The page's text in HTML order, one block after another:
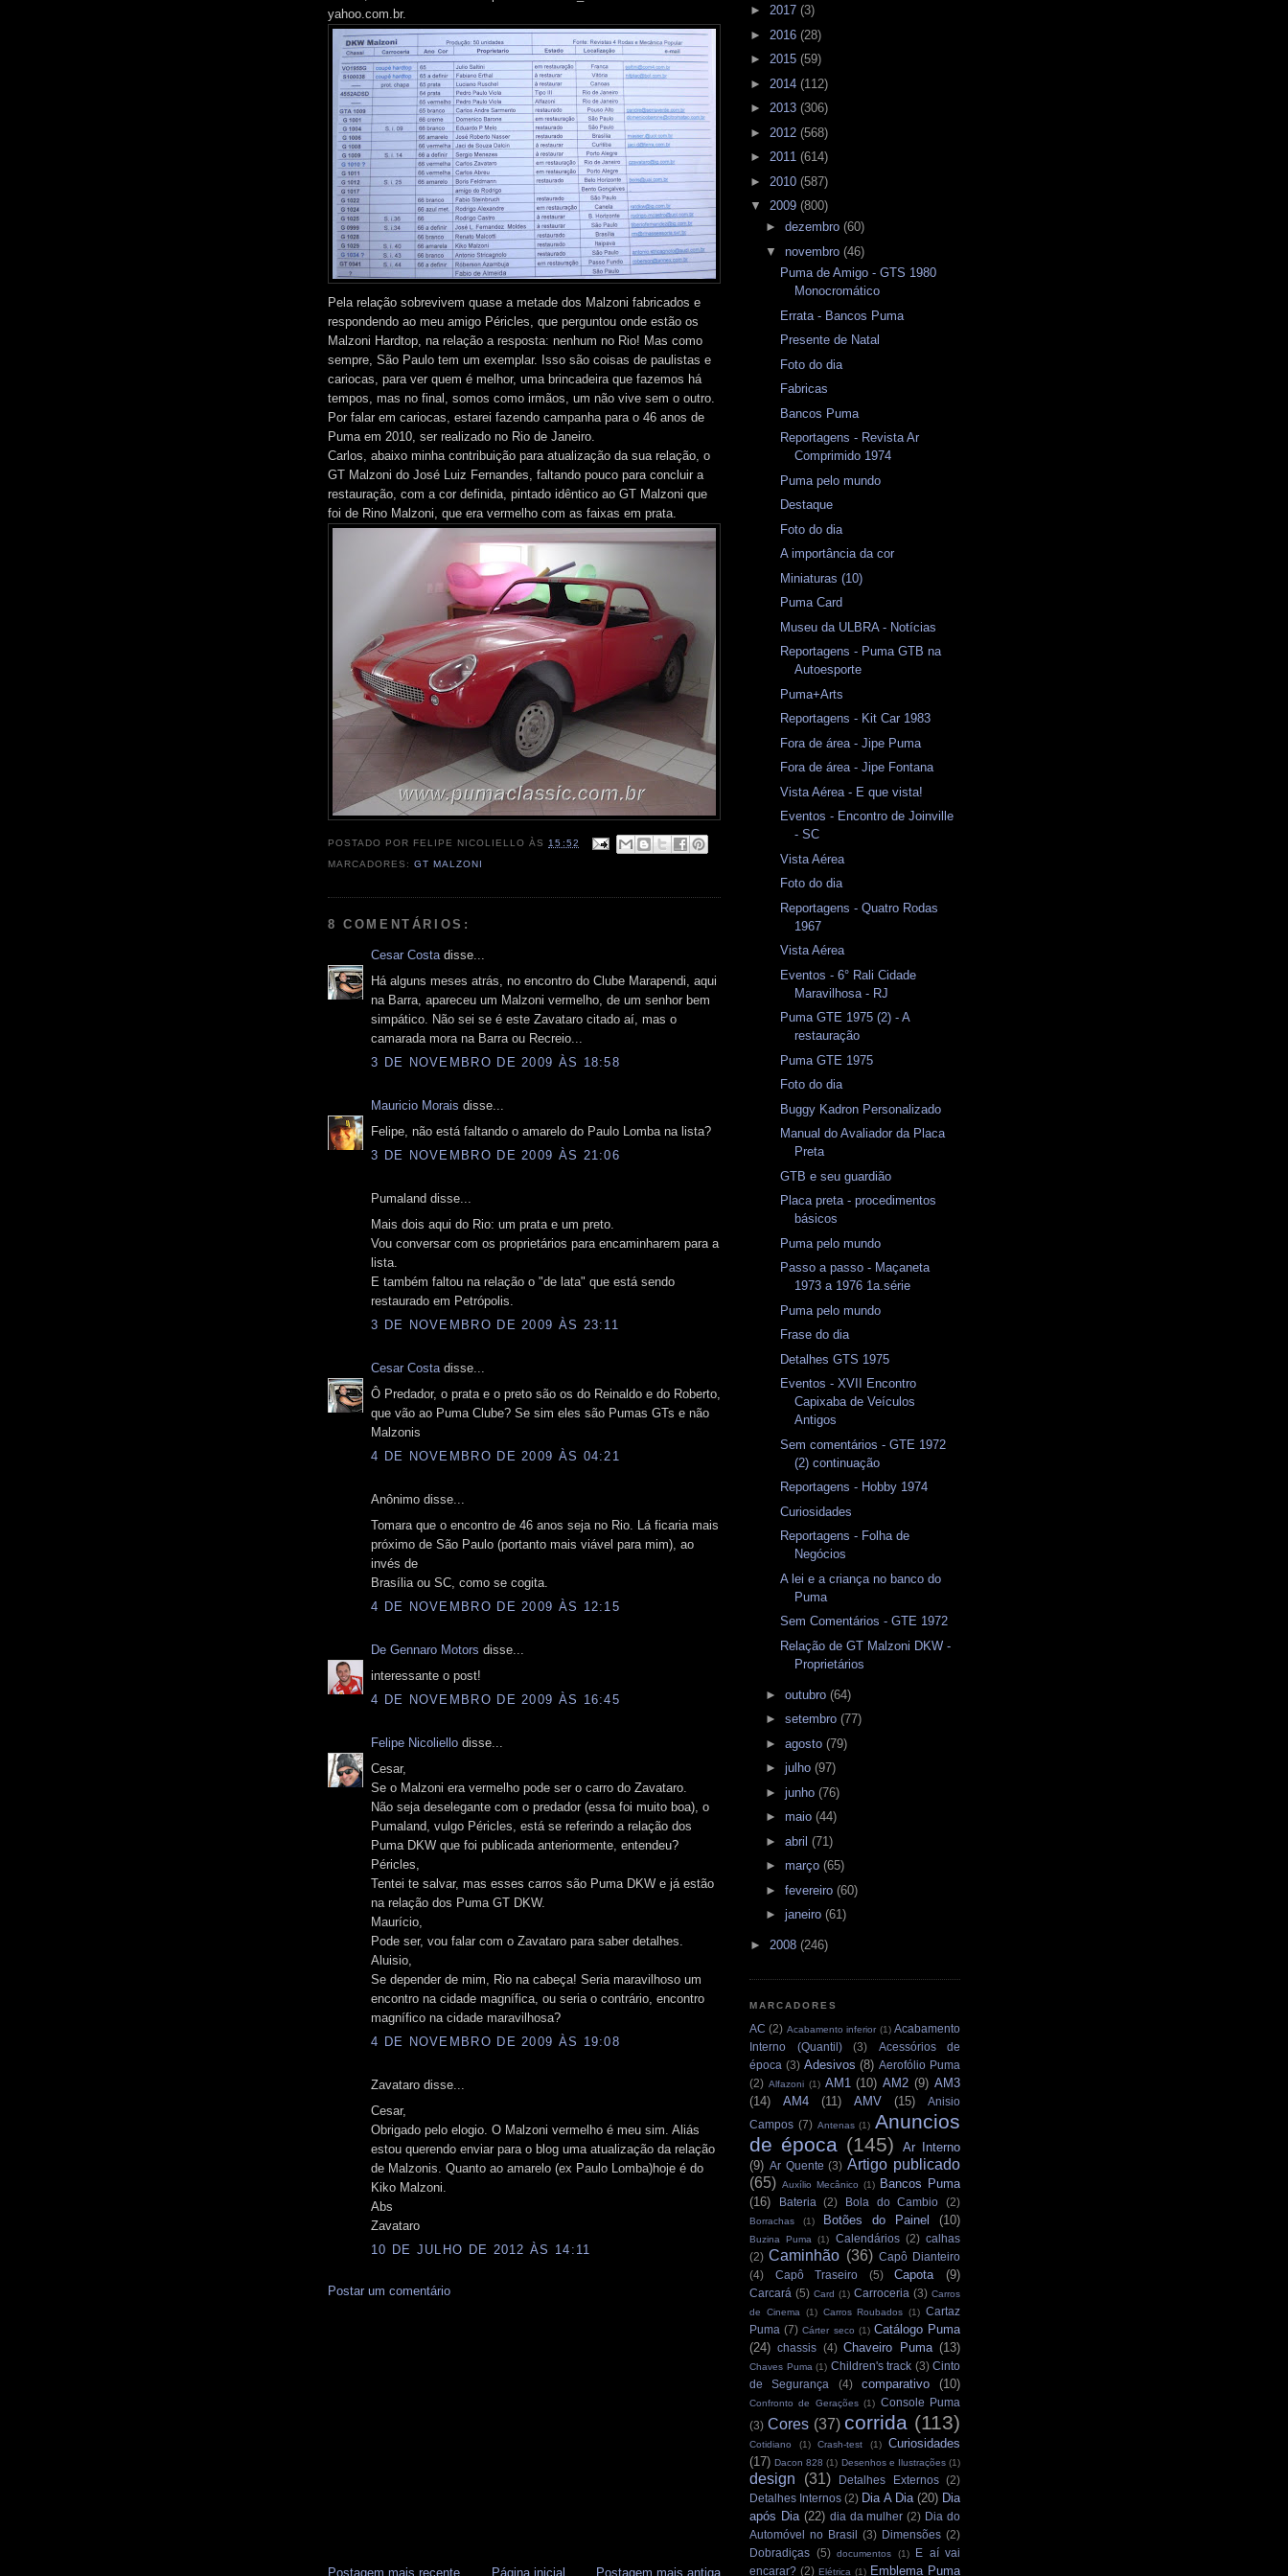
yahoo.com.br.
Pela relação sobrevivem quase a metade dos Malzoni fabricados e
respondendo ao meu amigo Péricles, que perguntou onde estão os
Malzoni Hardtop, na relação a resposta: nenhum no Rio! Mas como
sempre, São Paulo tem um exemplar. Isso são coisas de paulistas e
cariocas, para ver quem é melhor, uma brincadeira que fazemos há
tempos, mas no final, somos como irmãos, um não vive sem o outro.
Por falar em cariocas, estarei fazendo campanha para o 46 anos de
Puma em 2010, ser realizado no Rio de Janeiro.
Carlos, abaixo minha contribuição para atualização da sua relação, o
GT Malzoni do José Luiz Fernandes, faltando pouco para concluir a
restauração, com a cor definida, pintado idêntico ao GT Malzoni que
foi de Rino Malzoni, que era vermelho com as faixas em prata.
POSTADO POR FELIPE NICOLIELLO ÀS 15:52
MARCADORES:GT MALZONI
8 COMENTÁRIOS:
Cesar Costadisse...
Há alguns meses atrás, no encontro do Clube Marapendi, aqui
na Barra, apareceu um Malzoni vermelho, de um senhor bem
simpático. Não sei se é este Zavataro citado aí, mas o
camarada mora na Barra ou Recreio...
3 DE NOVEMBRO DE 2009 ÀS 18:58
Mauricio Morais disse...
Felipe, não está faltando o amarelo do Paulo Lomba na lista?
3 DE NOVEMBRO DE 2009 ÀS 21:06
Pumaland disse...
Mais dois aqui do Rio: um prata e um preto.
Vou conversar com os proprietários para encaminharem para a
lista.
E também faltou na relação o "de lata" que está sendo
restaurado em Petrópolis.
3 DE NOVEMBRO DE 2009 ÀS 23:11
Cesar Costadisse...
Ô Predador, o prata e o preto são os do Reinaldo e do Roberto,
que vão ao Puma Clube? Se sim eles são Pumas GTs e não
Malzonis
4 DE NOVEMBRO DE 2009 ÀS 04:21
Anônimo disse...
Tomara que o encontro de 46 anos seja no Rio. Lá ficaria mais
próximo de São Paulo (portanto mais viável para mim), ao
invés de
Brasília ou SC, como se cogita.
4 DE NOVEMBRO DE 2009 ÀS 12:15
De Gennaro Motors disse...
interessante o post!
4 DE NOVEMBRO DE 2009 ÀS 16:45
Felipe Nicoliello disse...
Cesar,
Se o Malzoni era vermelho pode ser o carro do Zavataro.
Não seja deselegante com o predador (essa foi muito boa), o
Pumaland, vulgo Péricles, está se referindo a relação dos
Puma DKW que foi publicada anteriormente, entendeu?
Péricles,
Tentei te salvar, mas esses carros são Puma DKW e já estão
na relação dos Puma GT DKW.
Maurício,
Pode ser, vou falar com o Zavataro para saber detalhes.
Aluisio,
Se depender de mim, Rio na cabeça! Seria maravilhoso um
encontro na cidade magnífica, ou seria o contrário, encontro
magnífico na cidade maravilhosa?
4 DE NOVEMBRO DE 2009 ÀS 19:08
Zavataro disse...
Cesar,
Obrigado pelo elogio. O Malzoni vermelho é meu sim. Aliás
estou querendo enviar para o blog uma atualização da relação
de Malzonis. Quanto ao amarelo (ex Paulo Lomba)hoje é do
Kiko Malzoni.
Abs
Zavataro
10 DE JULHO DE 2012 ÀS 14:11
Postar um comentário
Postagem mais recente Postagem mais antiga
Página inicial
► 2017 (3)
► 2016 (28)
► 2015 (59)
► 2014 (112)
► 2013 (306)
► 2012 (568)
► 2011 (614)
► 2010 (587)
▼ 2009 (800)
► dezembro (60)
▼ novembro (46)
Puma de Amigo - GTS 1980
Monocromático
Errata - Bancos Puma
Presente de Natal
Foto do dia
Fabricas
Bancos Puma
Reportagens - Revista Ar
Comprimido 1974
Puma pelo mundo
Destaque
Foto do dia
A importância da cor
Miniaturas (10)
Puma Card
Museu da ULBRA - Notícias
Reportagens - Puma GTB na
Autoesporte
Puma+Arts
Reportagens - Kit Car 1983
Fora de área - Jipe Puma
Fora de área - Jipe Fontana
Vista Aérea - E que vista!
Eventos - Encontro de Joinville
- SC
Vista Aérea
Foto do dia
Reportagens - Quatro Rodas
1967
Vista Aérea
Eventos - 6° Rali Cidade
Maravilhosa - RJ
Puma GTE 1975 (2) - A
restauração
Puma GTE 1975
Foto do dia
Buggy Kadron Personalizado
Manual do Avaliador da Placa
Preta
GTB e seu guardião
Placa preta - procedimentos
básicos
Puma pelo mundo
Passo a passo - Maçaneta
1973 a 1976 1a.série
Puma pelo mundo
Frase do dia
Detalhes GTS 1975
Eventos - XVII Encontro
Capixaba de Veículos
Antigos
Sem comentários - GTE 1972
(2) continuação
Reportagens - Hobby 1974
Curiosidades
Reportagens - Folha de
Negócios
A lei e a criança no banco do
Puma
Sem Comentários - GTE 1972
Relação de GT Malzoni DKW -
Proprietários
► outubro (64)
► setembro (77)
► agosto (79)
► julho (97)
► junho (76)
► maio (44)
► abril (71)
► março (65)
► fevereiro (60)
► janeiro (61)
► 2008 (246)
MARCADORES
AC (2) Acabamento inferior (1) Acabamento
Interno (Quantil)
(3)
Acessórios de
época (3) Adesivos (8) Aerofólio Puma
(2) Alfazoni (1) AM1 (10) AM2 (9) AM3
(14)
AM4 (11) AMV (15)
Anisio
Campos (7) Antenas (1) Anuncios
de época (145)
Ar Interno
(9) Ar Quente (3) Artigo publicado
(65) Auxílio Mecânico (1)
Bancos Puma
(16)
Bateria (2) Bola do Cambio (2)
Borrachas (1) Botões do Painel (10)
Buzina Puma (1) Calendários (2) calhas
(2) Caminhão (36) Capô Dianteiro
(4)
Capô Traseiro (5) Capota (9)
Carcará (5) Card (1) Carroceria (3) Carros
de Cinema (1) Carros Roubados (1) Cartaz
Puma (7) Cárter seco (1) Catálogo Puma
(24) chassis (4) Chaveiro Puma (13)
Chaves Puma (1) Children's track (3) Cinto
de Segurança
(4) comparativo (10)
Confronto de Gerações (1) Console Puma
(3) Cores (37) corrida (113)
Cotidiano (1) Crash-test (1)
Curiosidades
(17) Dacon 828 (1) Desenhos e Ilustrações (1)
design (31) Detalhes Externos (2)
Detalhes Internos (2) Dia A Dia (20) Dia
após Dia (22) dia da mulher (2) Dia do
Automóvel no Brasil
(3) Dimensões (2)
Dobradiças (5) documentos (1)
E aí vai
encarar? (2) Elétrica (1) Emblema Puma